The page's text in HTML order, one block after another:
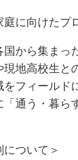
に向けたプ
から集まっ
地高校生と
フィールド
通う・暮ら
について＞